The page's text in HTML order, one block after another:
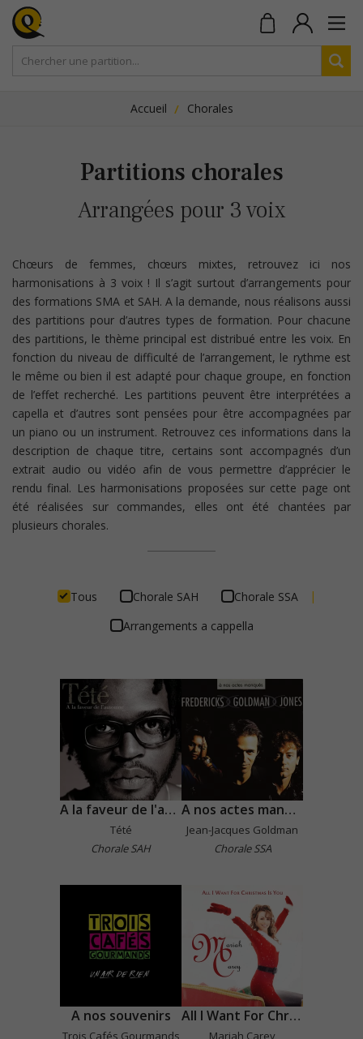
Accueil Chorales
Partitions chorales
Arrangées pour 3 voix
Chœurs de femmes, chœurs mixtes, retrouvez ici nos
harmonisations à 3 voix ! Il s’agit surtout d’arrangements pour
des formations SMA et SAH. A la demande, nous réalisons aussi
des partitions pour d’autres types de formation. Pour chacune
des partitions, le thème principal est distribué entre les voix. En
fonction du niveau de difficulté de l’arrangement, le rythme est
le même ou bien il est adapté pour chaque groupe, en fonction
de l’effet recherché. Les partitions peuvent être interprétées a
capella et d’autres sont pensées pour être accompagnées par
un piano ou un instrument. Retrouvez ces informations dans la
description de chaque titre, certains sont accompagnés d’un
extrait audio ou vidéo afin de vous permettre d’apprécier le
rendu final. Les harmonisations proposées sur cette page ont
été réalisées sur commandes, elles ont été chantées par
plusieurs chorales.
Tous Chorale SAH Chorale SSA |
Arrangements a cappella
A la faveur de l'automne
Tété
Chorale SAH
A nos actes manqués
Jean-Jacques Goldman
Chorale SSA
A nos souvenirs
Trois Cafés Gourmands
All I Want For Christmas Is You
Mariah Carey